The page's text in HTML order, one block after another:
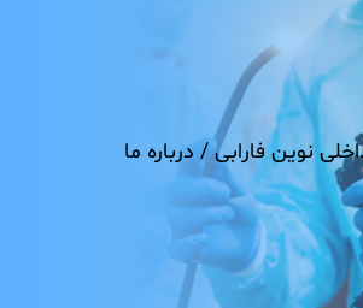
نوین فارابی / درباره ما